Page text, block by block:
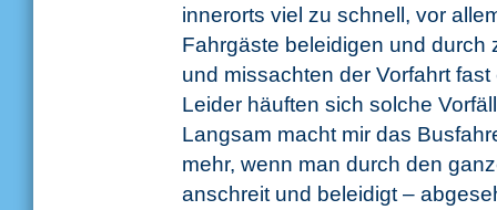
innerorts viel zu schnell, vor
Fahrgäste beleidigen und durch
und missachten der Vorfahrt
Leider häuften sich solche
Langsam macht mir das
mehr, wenn man durch den
anschreit und beleidigt –